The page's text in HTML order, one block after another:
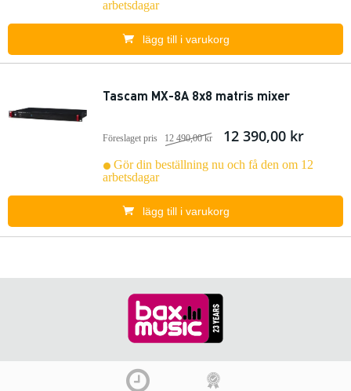
arbetsdagar
lägg till i varukorg
Tascam MX-8A 8x8 matris mixer
Föreslaget pris 12 490,00 kr 12 390,00 kr
Gör din beställning nu och få den om 12
arbetsdagar
lägg till i varukorg